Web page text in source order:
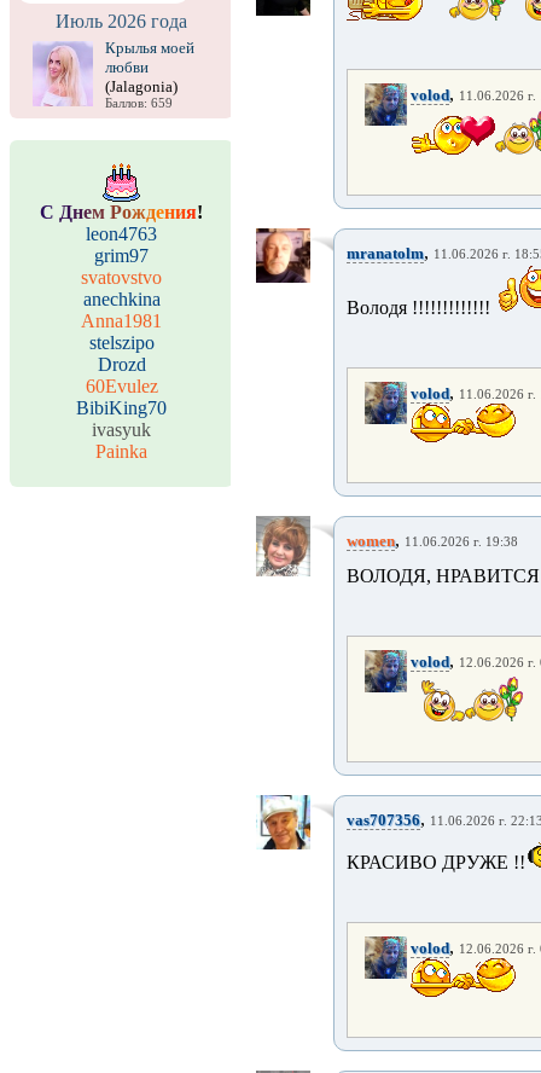
Июль 2026 года
Крылья моей
любви
(Jalagonia)
Баллов: 659
С Днем Рождения!
leon4763
grim97
svatovstvo
anechkina
Anna1981
stelszipo
Drozd
60Evulez
BibiKing70
ivasyuk
Painka
volod, 11.06.2026 г.
mranatolm, 11.06.2026 г.
Володя !!!!!!!!!!!!!
volod, 11.06.2026 г.
women, 11.06.2026 г. 19:38
ВОЛОДЯ,
volod, 12.06.2026 г.
vas707356, 11.06.2026 г.
КРАСИВО ДРУЖЕ !!
volod, 12.06.2026 г.